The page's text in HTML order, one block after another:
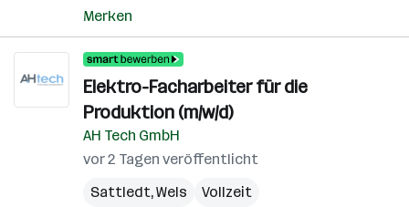
Merken
Elektro-Facharbeiter für die
Produktion (m/w/d)
AH Tech GmbH
vor 2 Tagen veröffentlicht
Sattledt,Wels
Vollzeit